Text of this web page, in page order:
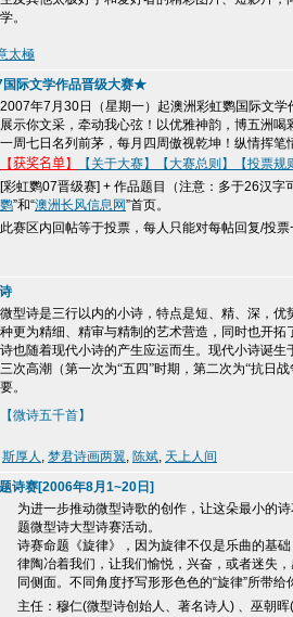
学。
太極
际文学作品晋级大赛★
2007年7 月 30日（星期一）起澳洲彩虹鹦国际文
展示你文采，牵动我心弦！以优雅神韵，博五洲喝
一周七日名列前茅，每月四周傲视乾坤！纵情挥笔
【获奖名单】 【关于大赛】 【大赛总则】
【投票规
[彩虹鹦07晋级赛] + 作品题目（注意：多于26汉字
鹦”和“澳洲长风信息网”首页。
此赛区内回帖等于投票，每人只能对每帖回复/投票
微型诗是三行以内的小诗，特点是短、精、深，
种更为精细、精审与精制的艺术营造，同时也开
诗也随着现代小诗的产生应运而生。现代小诗诞
三次高潮（第一次为“五四”时期，第二次为“抗日
要。
【微诗五千首】
斯厚人 , 梦君诗画两翼, 陈斌, 天上人间
诗赛[2006年8月1~20日]
为进一步推动微型诗歌的创作，让这朵最小的
题微型诗大型诗赛活动。
诗赛命题《旋律》，因为旋律不仅是乐曲的基
律陶冶着我们，让我们愉悦，兴奋，或者迷失
同侧面。不同角度抒写形形色色的“旋律”所带给
主任：穆仁(微型诗创始人、著名诗人) 、巫朝